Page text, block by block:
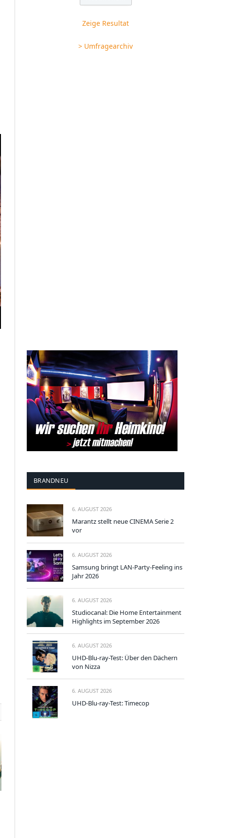
Zeige Resultat
> Umfragearchiv
BRANDNEU
6. AUGUST 2026
Marantz stellt neue CINEMA Serie 2
vor
6. AUGUST 2026
Samsung bringt LAN-Party-Feeling ins
Jahr 2026
6. AUGUST 2026
Studiocanal: Die Home Entertainment
Highlights im September 2026
6. AUGUST 2026
UHD-Blu-ray-Test: Über den Dächern
von Nizza
6. AUGUST 2026
UHD-Blu-ray-Test: Timecop